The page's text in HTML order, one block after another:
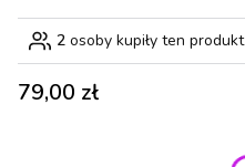
2 osoby kupiły ten produkt
Cena
79,00 zł